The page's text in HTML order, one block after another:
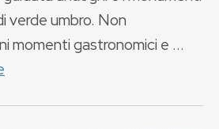
verde umbro. Non
momenti gastronomici e ...